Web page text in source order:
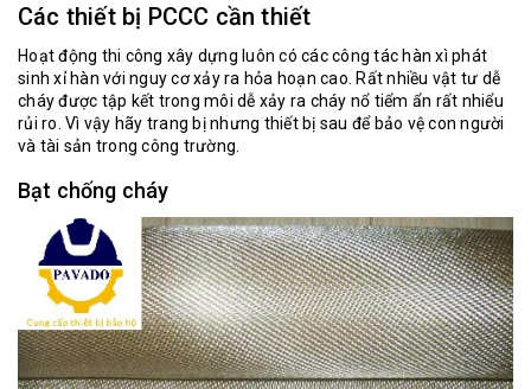
Các thiết bị PCCC cần thiết
Hoạt động thi công xây dựng luôn có các công tác hàn xì phát
sinh xỉ hàn với nguy cơ xảy ra hỏa hoạn cao. Rất nhiều vật tư dễ
cháy được tập kết trong môi dễ xảy ra cháy nổ tiểm ẩn rất nhiểu
rủi ro. Vì vậy hãy trang bị nhưng thiết bị sau để bảo vệ con người
và tài sản trong công trường.
Bạt chống cháy